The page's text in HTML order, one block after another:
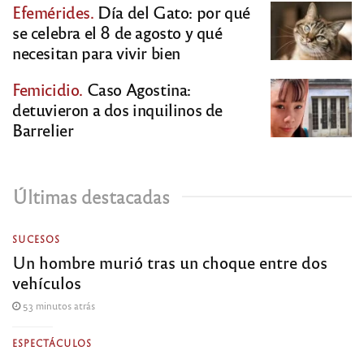
Efemérides. Día del Gato: por qué
se celebra el 8 de agosto y qué
necesitan para vivir bien
Femicidio. Caso Agostina:
detuvieron a dos inquilinos de
Barrelier
Últimas destacadas
SUCESOS
Un hombre murió tras un choque entre dos
vehículos
53 minutos atrás
ESPECTÁCULOS